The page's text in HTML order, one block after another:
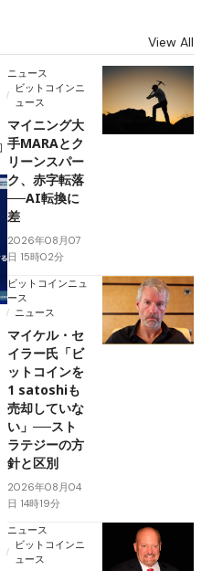
View All
ニュース
ビットコインニ
ュース
マイニング大
手MARAとク
リーンスパー
ク、赤字転落
──AI転換に
差
2026年08月07
日 15時02分
ビットコインニュ
ース
ニュース
マイケル・セ
イラー氏「ビ
ットコインを
1 satoshiも
売却していな
い」──スト
ラテジーの方
針と区別
2026年08月04
日 14時19分
ニュース
ビットコインニ
ュース